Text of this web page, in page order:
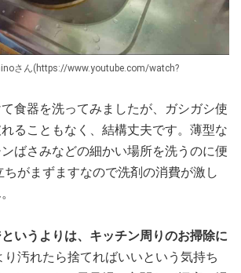
さん(https://www.youtube.com/watch?
食器を洗ってみましたが、ガシガシ使
ることもなく、結構丈夫です。薄型な
ばさみなどの細かい場所を洗うのに便
がまずますなので洗剤の消費が激し
いうよりは、キッチン周りのお掃除に
り汚れたら捨てればいいという気持ち